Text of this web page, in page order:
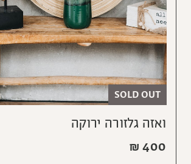
SOLD OUT
ואזה גלזורה ירוקה
₪ 400